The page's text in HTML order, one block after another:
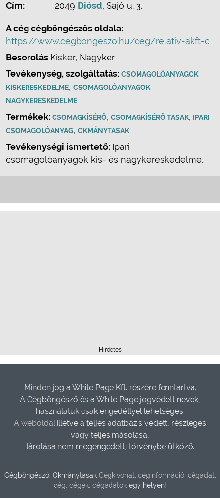
Cím:
2049 Diósd, Sajó u. 3.
A cég cégböngészős oldala:
https://www.cegbongeszo.hu/ceg/relativ-akft-c
Besorolás Kisker, Nagyker
Tevékenység, szolgáltatás: CSOMAGOLÓANYAGOK
KISKERESKEDELME, CSOMAGOLÓANYAGOK
NAGYKERESKEDELME
Termékek: CSOMAGKÍSÉRŐ, CSOMAGKÍSÉRŐ TASAK,
IPARI
CSOMAGOLÓANYAG, OKMÁNYTASAK
Tevékenységi ismertető: Ipari
csomagolóanyagok kis- és nagykereskedelme.
Hirdetés
Minden jog a White Page Kft. részére fenntartva.
A Cégböngésző és a White Page jogvédett nevek,
használatuk csak engedéllyel lehetséges.
A weboldal illetve a teljes adatbázis védett, részleges
vagy teljes másolása,
tárolása nem megengedett, törvénybe ütköző.
Cégböngésző: Okmánytasak Cégkivonat, céginformáció, cégadat,
cég, cégek, cégadatok egy helyen!